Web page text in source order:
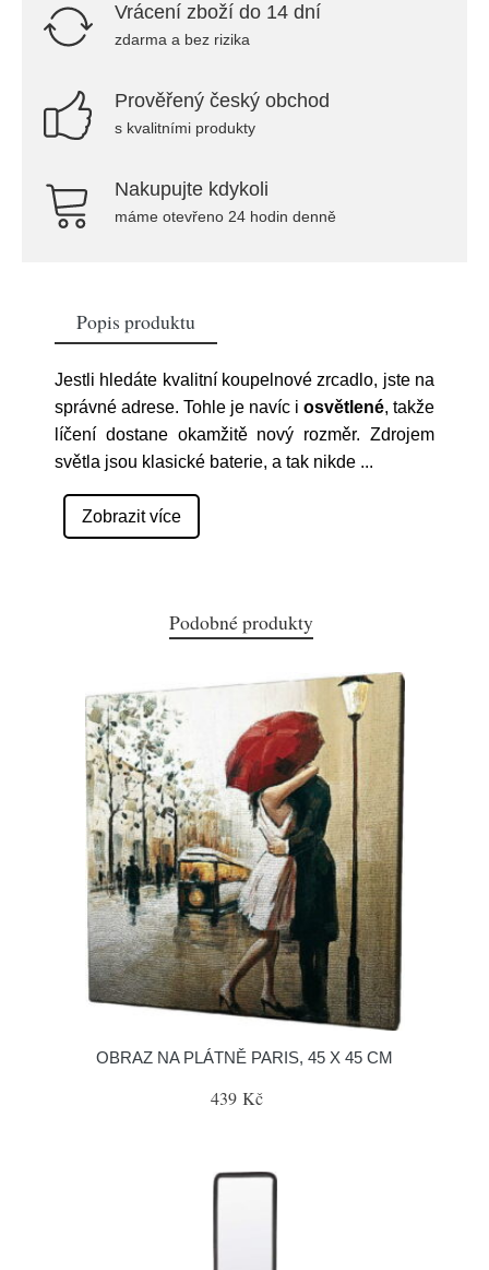
Vrácení zboží do 14 dní
zdarma a bez rizika
Prověřený český obchod
s kvalitními produkty
Nakupujte kdykoli
máme otevřeno 24 hodin denně
Popis produktu
Jestli hledáte kvalitní koupelnové zrcadlo, jste na
správné adrese. Tohle je navíc i osvětlené, takže
líčení dostane okamžitě nový rozměr. Zdrojem
světla jsou klasické baterie, a tak nikde ...
Zobrazit více
Podobné produkty
OBRAZ NA PLÁTNĚ PARIS, 45 X 45 CM
439 Kč